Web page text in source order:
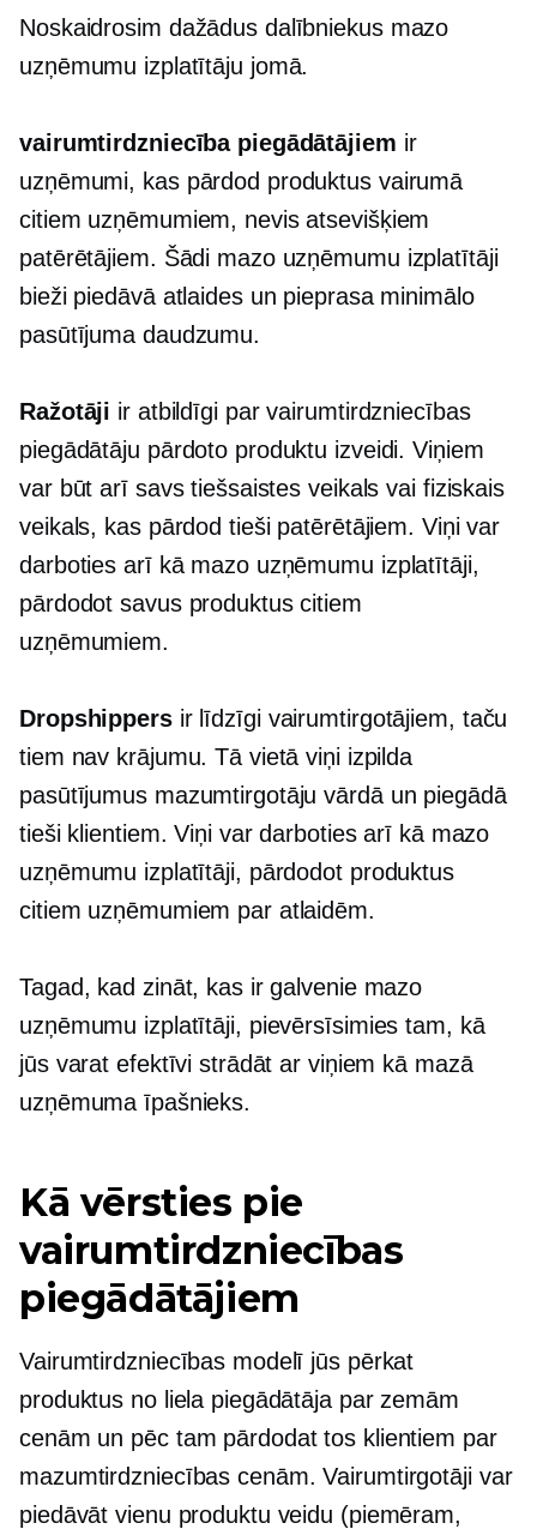
Noskaidrosim dažādus dalībniekus mazo
uzņēmumu izplatītāju jomā.
vairumtirdzniecība piegādātājiem ir
uzņēmumi, kas pārdod produktus vairumā
citiem uzņēmumiem, nevis atsevišķiem
patērētājiem. Šādi mazo uzņēmumu izplatītāji
bieži piedāvā atlaides un pieprasa minimālo
pasūtījuma daudzumu.
Ražotāji ir atbildīgi par vairumtirdzniecības
piegādātāju pārdoto produktu izveidi. Viņiem
var būt arī savs tiešsaistes veikals vai fiziskais
veikals, kas pārdod tieši patērētājiem. Viņi var
darboties arī kā mazo uzņēmumu izplatītāji,
pārdodot savus produktus citiem
uzņēmumiem.
Dropshippersir līdzīgi vairumtirgotājiem, taču
tiem nav krājumu. Tā vietā viņi izpilda
pasūtījumus mazumtirgotāju vārdā un piegādā
tieši klientiem. Viņi var darboties arī kā mazo
uzņēmumu izplatītāji, pārdodot produktus
citiem uzņēmumiem par atlaidēm.
Tagad, kad zināt, kas ir galvenie mazo
uzņēmumu izplatītāji, pievērsīsimies tam, kā
jūs varat efektīvi strādāt ar viņiem kā mazā
uzņēmuma īpašnieks.
Kā vērsties pie
vairumtirdzniecības
piegādātājiem
Vairumtirdzniecības modelī jūs pērkat
produktus no liela piegādātāja par zemām
cenām un pēc tam pārdodat tos klientiem par
mazumtirdzniecības cenām. Vairumtirgotāji var
piedāvāt vienu produktu veidu (piemēram,